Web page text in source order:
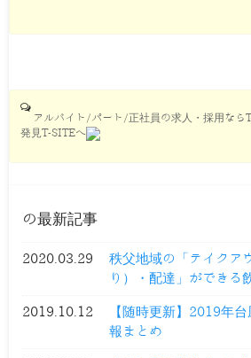
アルバイト/パート/正社員の求人・採用なら
発見T-SITEへ
の最新記事
2020.03.29
秩父地域の「テイクア
り）・配達」ができる
2019.10.12
【随時更新】2019年
報まとめ